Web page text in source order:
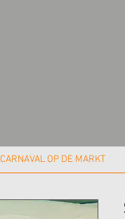
CARNAVAL OP DE MARKT